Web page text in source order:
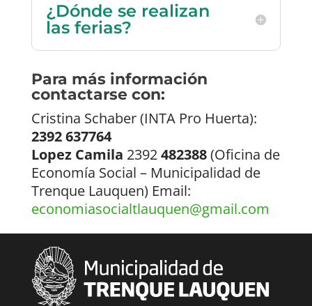
¿Dónde se realizan
las ferias?
Para más información
contactarse con:
Cristina Schaber (INTA Pro Huerta):
2392 637764​
Lopez Camila 2392482388(Oficina de
Economía Social – Municipalidad de
Trenque Lauquen) Email:
economiasocialtlauquen@gmail.com